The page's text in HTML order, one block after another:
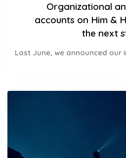
Organizational
accounts on Him &
the next
Last June, we announced our